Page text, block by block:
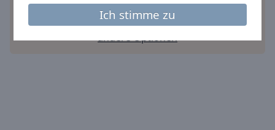
Ich stimme zu
Family
andere Optionen